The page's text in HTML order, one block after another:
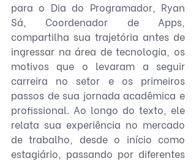
para o Dia do Programador, Ryan
Sá, Coordenador de Apps,
compartilha sua trajetória antes de
ingressar na área de tecnologia, os
motivos que o levaram a seguir
carreira no setor e os primeiros
passos de sua jornada acadêmica e
profissional. Ao longo do texto, ele
relata sua experiência no mercado
de trabalho, desde o início como
estagiário, passando por diferentes